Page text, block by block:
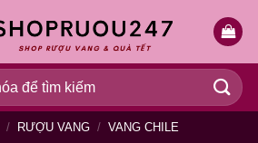
/ RƯỢU VANG / VANG CHILE